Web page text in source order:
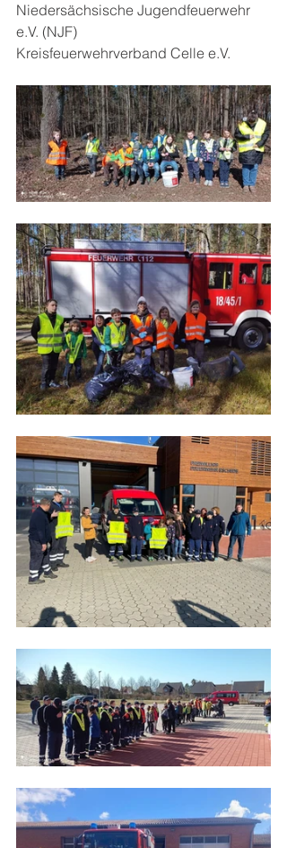
Niedersächsische Jugendfeuerwehr
e.V. (NJF)
Kreisfeuerwehrverband Celle e.V.